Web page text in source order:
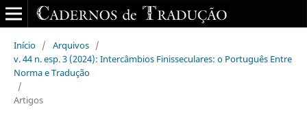
Início / Arquivos /
v. 44 n. esp. 3 (2024): Intercâmbios Finisseculares: o Português Entre
Norma e Tradução
/
Artigos